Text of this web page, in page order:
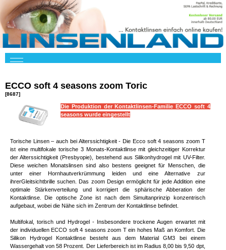
ECCO soft 4 seasons zoom Toric
[8687]
Die Produktion der Kontaktlinsen-Familie ECCO soft 4
seasons wurde eingestellt
Torische Linsen – auch bei Alterssichtigkeit - Die Ecco soft 4 seasons zoom T
ist eine multifokale torische 3 Monats-Kontaktlinse mit gleichzeitiger Korrektur
der Alterssichtigkeit (Presbyopie), bestehend aus Silikonhydrogel mit UV-Filter.
Diese weichen Monatslinsen sind also bestens geeignet für Menschen, die
unter einer Hornhautverkrümmung leiden und eine Alternative zur
ihrerGleitsichtbrille suchen. Das zoom Design ermöglicht für jede Addition eine
optimale Stärkenverteilung und korrigiert die sphärische Abberation der
Kontaktlinse. Die optische Zone ist nach dem Simultanprinzip konzentrisch
aufgebaut, wobei die Nähe sich im Zentrum der Kontaktlinse befindet.
Multifokal, torisch und Hydrogel - Insbesondere trockene Augen erwartet mit
der individuellen ECCO soft 4 seasons zoom T ein hohes Maß an Komfort. Die
Silikon Hydrogel Kontaktlinse besteht aus dem Material GM3 bei einem
Wassergehalt von 58 Prozent. Der Lieferbereich ist im Radius 8,00 bis 9,50 dpt,